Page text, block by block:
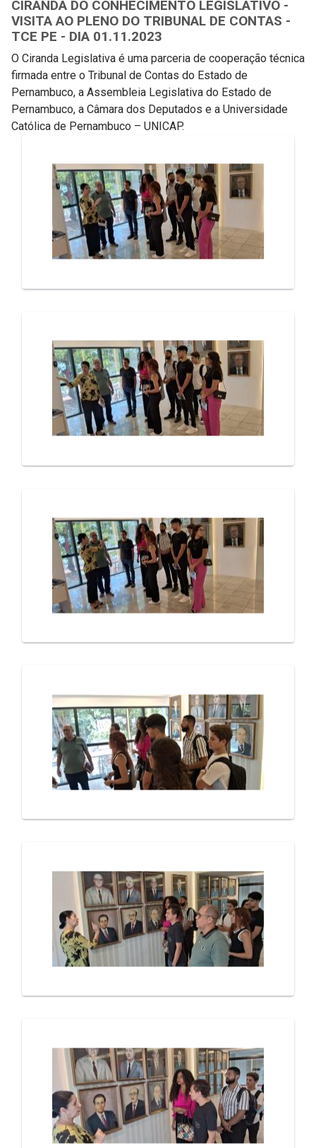
CIRANDA DO CONHECIMENTO LEGISLATIVO -
VISITA AO PLENO DO TRIBUNAL DE CONTAS -
TCE PE - DIA 01.11.2023
O Ciranda Legislativa é uma parceria de cooperação técnica
firmada entre o Tribunal de Contas do Estado de
Pernambuco, a Assembleia Legislativa do Estado de
Pernambuco, a Câmara dos Deputados e a Universidade
Católica de Pernambuco – UNICAP.